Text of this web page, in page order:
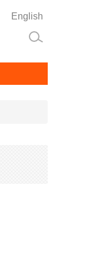
English